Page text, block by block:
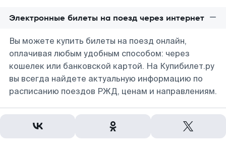
Электронные билеты на поезд через интернет
Вы можете купить билеты на поезд онлайн,
оплачивая любым удобным способом: через
кошелек или банковской картой. На Купибилет.ру
вы всегда найдете актуальную информацию по
расписанию поездов РЖД, ценам и направлениям.